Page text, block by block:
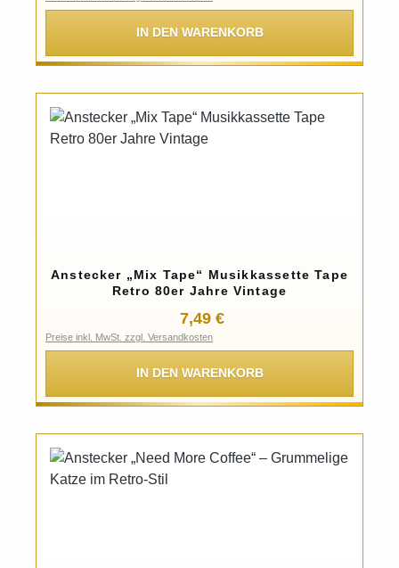
IN DEN WARENKORB
Anstecker „Mix Tape“ Musikkassette Tape
Retro 80er Jahre Vintage
Regulärer Preis:
7,49 €
Preise inkl. MwSt. zzgl. Versandkosten
IN DEN WARENKORB